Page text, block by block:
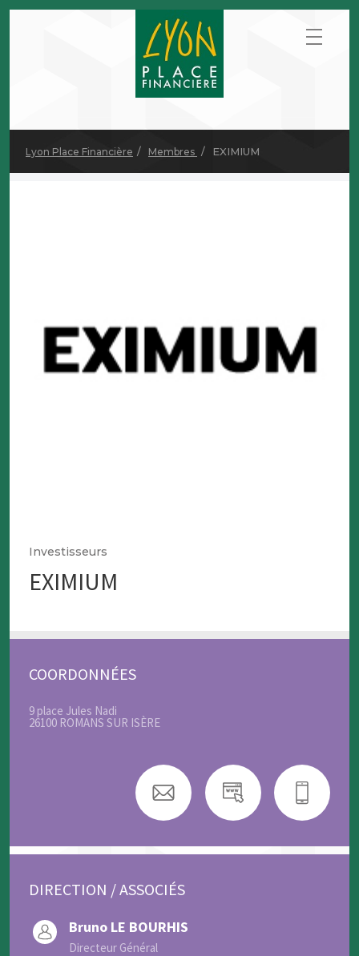
Lyon Place Financière Membres EXIMIUM
Investisseurs
EXIMIUM
COORDONNÉES
9 place Jules Nadi
26100 ROMANS SUR ISÈRE
DIRECTION / ASSOCIÉS
Bruno LE BOURHIS
Directeur Général